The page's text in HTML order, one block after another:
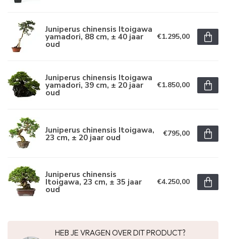
Juniperus chinensis Itoigawa
yamadori, 88 cm, ± 40 jaar
oud
€1.295,00
Juniperus chinensis Itoigawa
yamadori, 39 cm, ± 20 jaar
oud
€1.850,00
Juniperus chinensis Itoigawa,
23 cm, ± 20 jaar oud €795,00
Juniperus chinensis
Itoigawa, 23 cm, ± 35 jaar
oud
€4.250,00
HEB JE VRAGEN OVER DIT PRODUCT?